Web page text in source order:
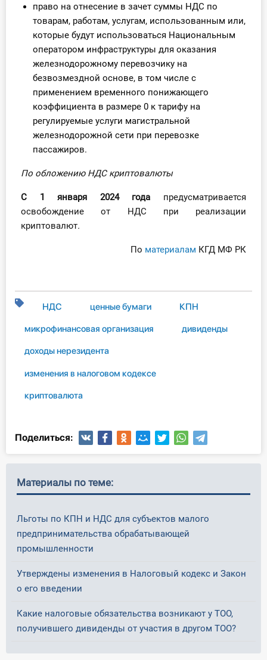
право на отнесение в зачет суммы НДС по
товарам, работам, услугам, использованным или,
которые будут использоваться Национальным
оператором инфраструктуры для оказания
железнодорожному перевозчику на
безвозмездной основе, в том числе с
применением временного понижающего
коэффициента в размере 0 к тарифу на
регулируемые услуги магистральной
железнодорожной сети при перевозке
пассажиров.
По обложению НДС криптовалюты
С 1 января 2024 года предусматривается
освобождение от НДС при реализации
криптовалют.
По материалам КГД МФ РК
НДС ценные бумаги КПН
микрофинансовая организация дивиденды
доходы нерезидента
изменения в налоговом кодексе
криптовалюта
Поделиться:
Материалы по теме:
Льготы по КПН и НДС для субъектов малого
предпринимательства обрабатывающей
промышленности
Утверждены изменения в Налоговый кодекс и Закон
о его введении
Какие налоговые обязательства возникают у ТОО,
получившего дивиденды от участия в другом ТОО?